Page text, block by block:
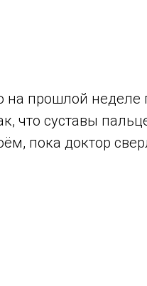
на прошлой
что суставы
пока доктор